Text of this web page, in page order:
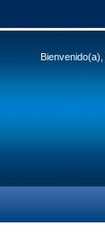
Bienvenido(a),